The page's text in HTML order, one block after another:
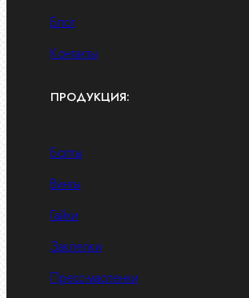
Блог
Контакты
ПРОДУКЦИЯ:
Болты
Винты
Гайки
Заклепки
Пресс-масленки